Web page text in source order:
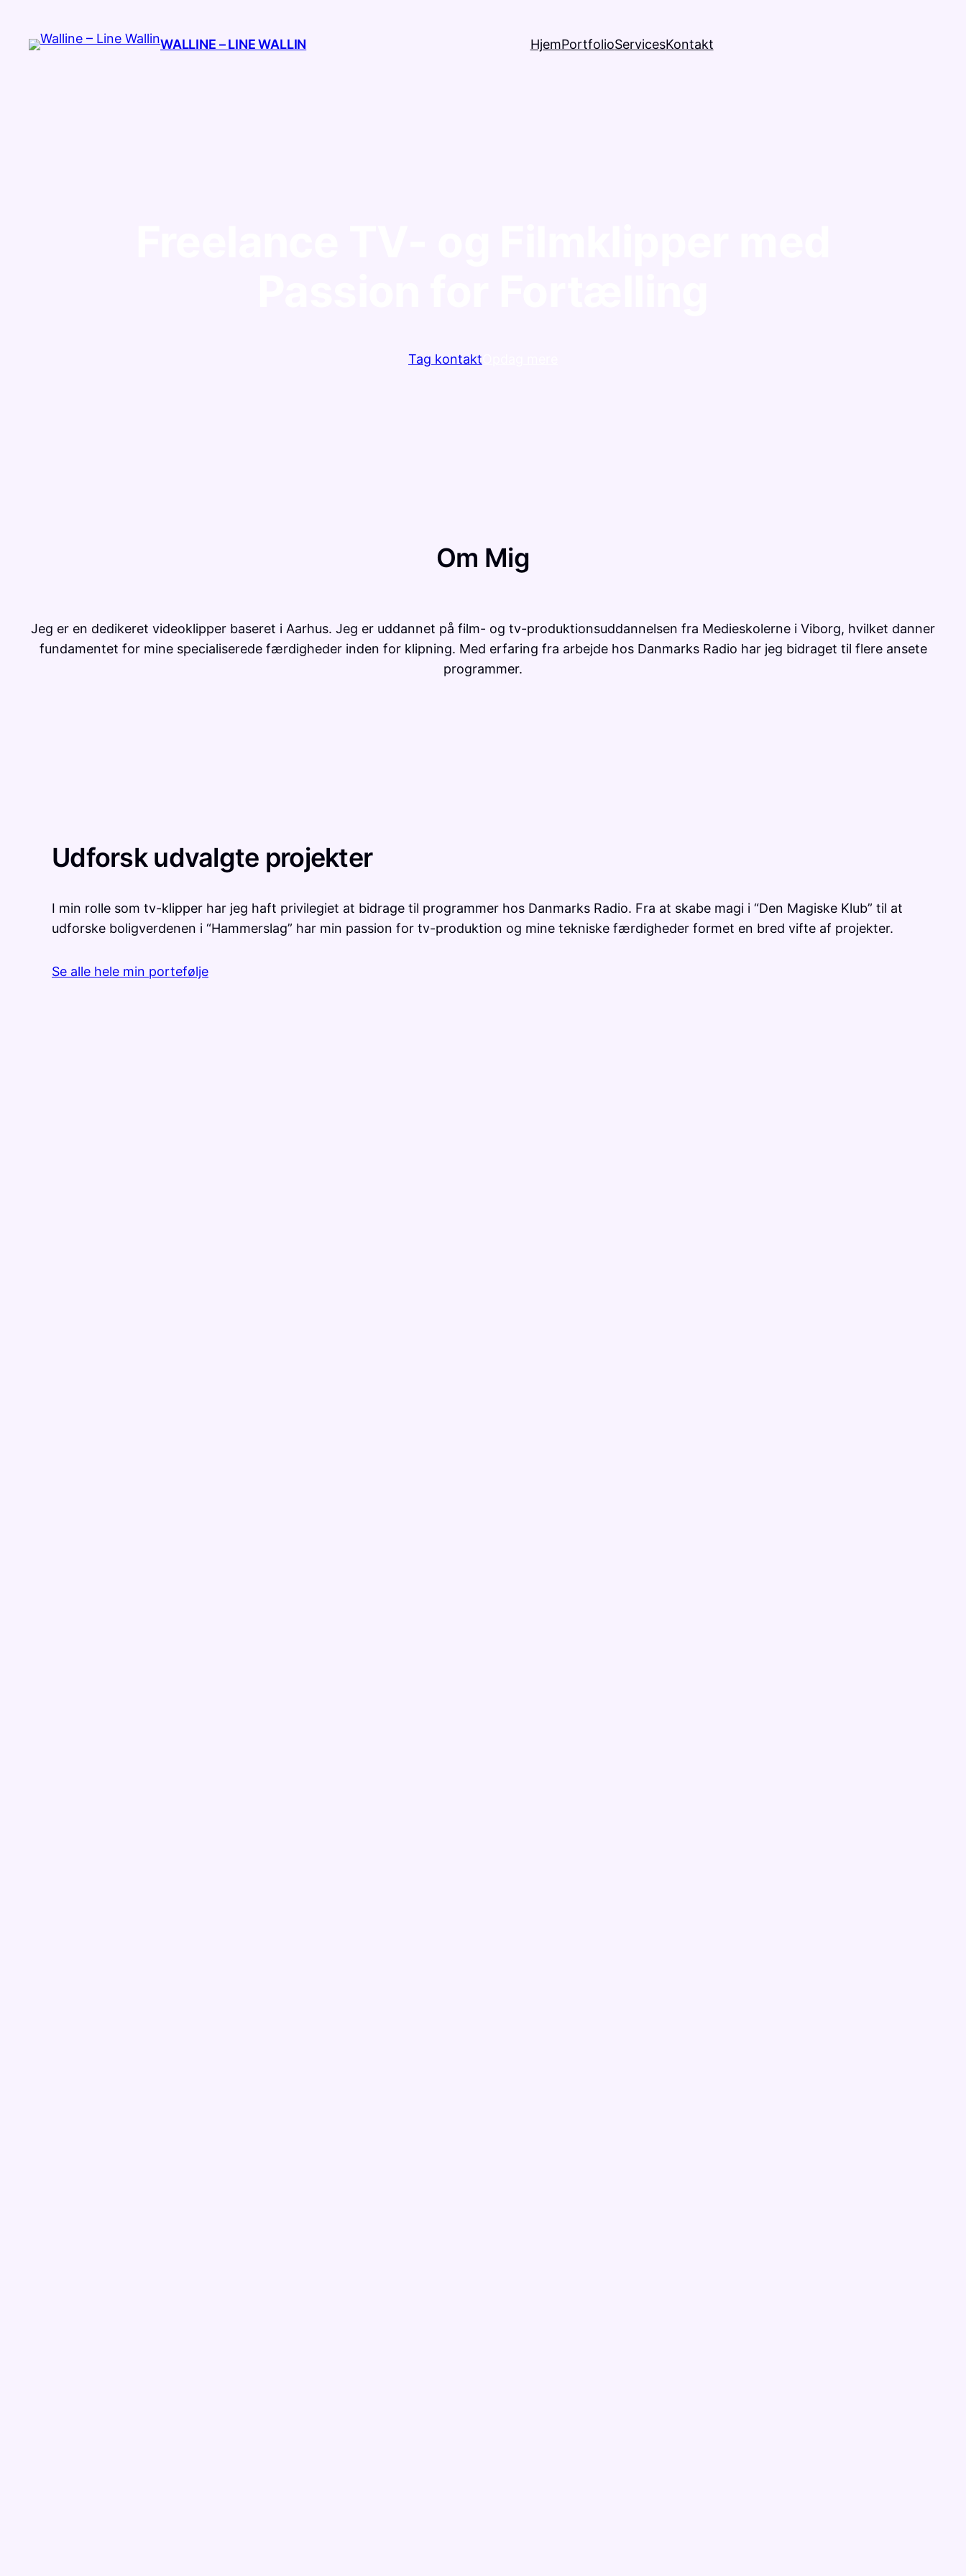
indhold
WALLINE – LINE WALLIN HjemPortfolioServicesKontakt
Tag kontakt
Om Mig
Jeg er en dedikeret videoklipper baseret i Aarhus. Jeg er uddannet på film- og tv-produktionsuddannelsen fra Medieskolerne i Viborg, hvilket danner
fundamentet for mine specialiserede færdigheder inden for klipning. Med erfaring fra arbejde hos Danmarks Radio har jeg bidraget til flere ansete
programmer.
Udforsk udvalgte projekter
I min rolle som tv-klipper har jeg haft privilegiet at bidrage til programmer hos Danmarks Radio. Fra at skabe magi i “Den Magiske Klub” til at
udforske boligverdenen i “Hammerslag” har min passion for tv-produktion og mine tekniske færdigheder formet en bred vifte af projekter.
Se alle hele min portefølje